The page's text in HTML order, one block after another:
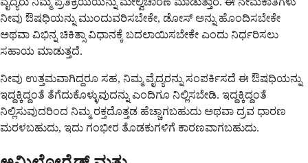
ನೀವು ಔಷಧಿಯನ್ನು ಮುಂದುವರಿಸಬೇಕೇ, ಡೋಸ್ ಅನ್ನು ಹೊಂದಿಸಬೇಕೇ
ಅಥವಾ ವಿಭಿನ್ನ ಚಿಕಿತ್ಸಾ ವಿಧಾನಕ್ಕೆ ಬದಲಾಯಿಸಬೇಕೇ ಎಂದು ನಿರ್ಧರಿಸಲು
ಸಹಾಯ ಮಾಡುತ್ತದೆ.
ನೀವು ಉತ್ತಮವಾಗಿದ್ದರೂ ಸಹ, ನಿಮ್ಮ ವೈದ್ಯರನ್ನು ಸಂಪರ್ಕಿಸದೆ ಈ ಔಷಧಿಯನ್ನು
ಇದ್ದಕ್ಕಿದ್ದಂತೆ ತೆಗೆದುಕೊಳ್ಳುವುದನ್ನು ಎಂದಿಗೂ ನಿಲ್ಲಿಸಬೇಡಿ. ಇದ್ದಕ್ಕಿದ್ದಂತೆ
ನಿಲ್ಲಿಸುವುದರಿಂದ ನಿಮ್ಮ ರಕ್ತದೊತ್ತಡ ಹೆಚ್ಚಾಗಬಹುದು ಅಥವಾ ದ್ರವ ಧಾರಣ
ಮರಳಬಹುದು, ಇದು ಗಂಭೀರ ತೊಡಕುಗಳಿಗೆ ಕಾರಣವಾಗಬಹುದು.